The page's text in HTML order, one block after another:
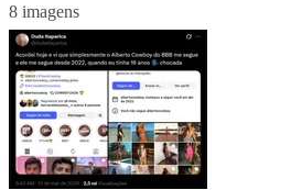
8 imagens